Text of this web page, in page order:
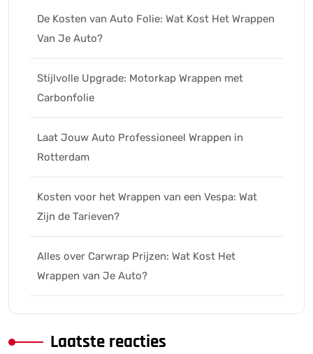
De Kosten van Auto Folie: Wat Kost Het Wrappen
Van Je Auto?
Stijlvolle Upgrade: Motorkap Wrappen met
Carbonfolie
Laat Jouw Auto Professioneel Wrappen in
Rotterdam
Kosten voor het Wrappen van een Vespa: Wat
Zijn de Tarieven?
Alles over Carwrap Prijzen: Wat Kost Het
Wrappen van Je Auto?
Laatste reacties